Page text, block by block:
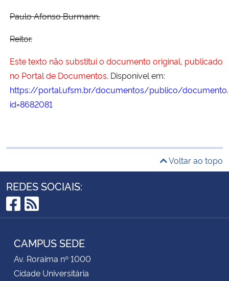
Paulo Afonso Burmann,
Reitor.
Este texto não substitui o documento original, publicado
no Portal de Documentos. Disponível em:
https://portal.ufsm.br/documentos/publico/
id=8682081
Voltar ao topo
REDES SOCIAIS:
Facebook
RSS
CAMPUS SEDE
Av. Roraima nº 1000
Cidade Universitária